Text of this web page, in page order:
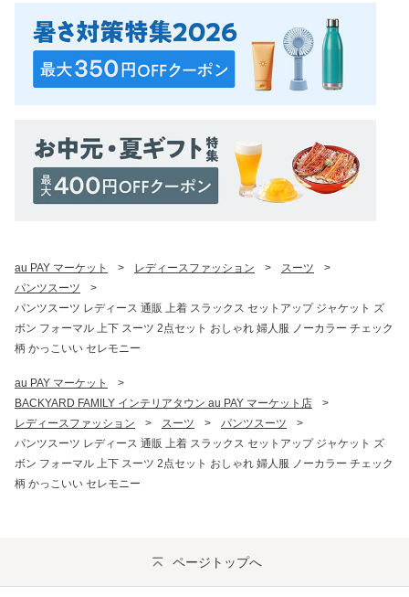
au PAY マーケット > レディースファッション > スーツ
>
パンツスーツ
>
パンツスーツ レディース 通販 上着 スラックス セットアップ ジャケット ズ
ボン フォーマル 上下 スーツ 2点セット おしゃれ 婦人服 ノーカラー チェック
柄 かっこいい セレモニー
au PAY マーケット
>
BACKYARD FAMILY インテリアタウン au PAY マーケット店
>
レディースファッション
> スーツ > パンツスーツ
>
パンツスーツ レディース 通販 上着 スラックス セットアップ ジャケット ズ
ボン フォーマル 上下 スーツ 2点セット おしゃれ 婦人服 ノーカラー チェック
柄 かっこいい セレモニー
ページトップへ